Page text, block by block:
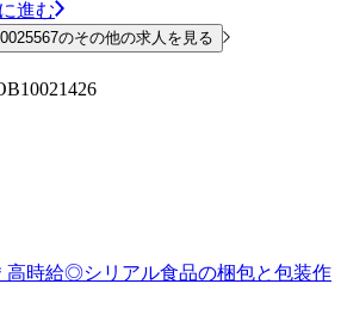
進む
のその他の求人を見る
高時給◎シリアル食品の梱包と包装作